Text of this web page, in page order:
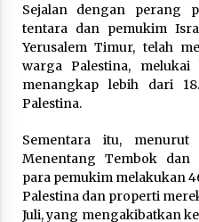
Sejalan dengan perang
tentara dan pemukim
Yerusalem Timur, telah
warga Palestina,
menangkap lebih dari
Palestina.
Sementara itu,
Menentang Tembok dan
para pemukim melakukan
Palestina dan properti
Juli, yang mengakibatkan